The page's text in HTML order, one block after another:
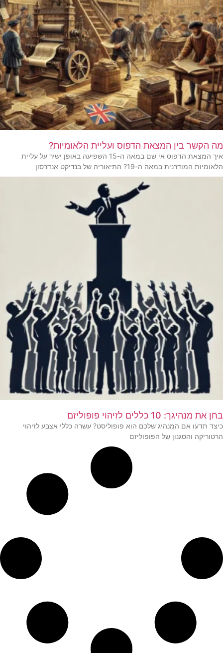
מה הקשר בין המצאת הדפוס ועליית הלאומיות?
איך המצאת הדפוס אי שם במאה ה-15 השפיעה באופן ישיר על עליית
הלאומיות המודרנית במאה ה-19? התיאוריה של בנדיקט אנדרסון
בחן את מנהיגך: 10 כללים לזיהוי פופוליזם
כיצד תדעו אם המנהיג שלכם הוא פופוליסט? עשרה כללי אצבע לזיהוי
הרטוריקה והסגנון של הפופוליזם